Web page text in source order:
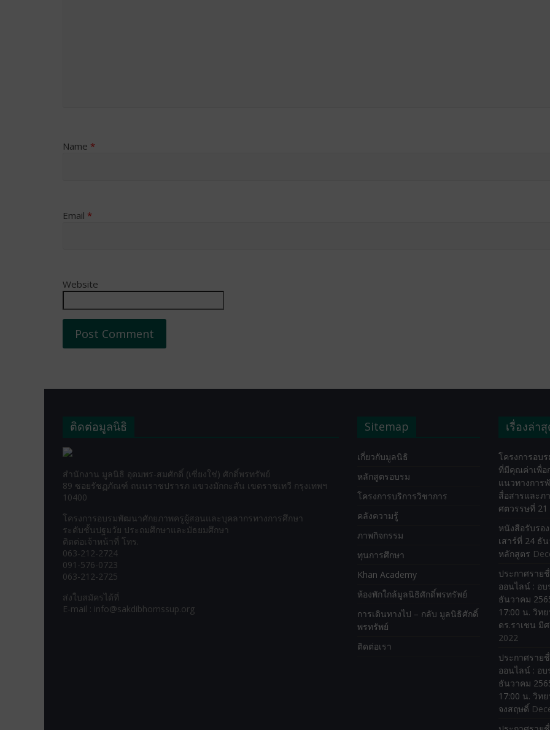
Name *
Email *
Website
ติดต่อมูลนิธิ
สำนักงาน มูลนิธิ อุดมพร-สมศักดิ์ (เซี่ยงใช่) ศักดิ์พรทรัพย์
89 ซอยรัชฏภัณฑ์ ถนนราชปรารภ แขวงมักกะสัน เขตราชเทวี กรุงเทพฯ
10400
โครงการอบรมพัฒนาศักยภาพครูผู้สอนและบุคลากรทางการศึกษา
ระดับชั้นปฐมวัย ประถมศึกษาและมัธยมศึกษา
ติดต่อเจ้าหน้าที่ โทร.
063-212-2724
091-576-0723
063-212-2725
ส่งใบสมัครได้ที่
E-mail : info@sakdibhornssup.org
Sitemap
เกี่ยวกับมูลนิธิ
หลักสูตรอบรม
โครงการบริการวิชาการ
คลังความรู้
ภาพกิจกรรม
ทุนการศึกษา
Khan Academy
ห้องพักใกล้มูลนิธิศักดิ์พรทรัพย์
การเดินทางไป – กลับ มูลนิธิศักดิ์
พรทรัพย์
ติดต่อเรา
เรื่องล่า
โครงการอบ
ที่มีคุณค่าเพื่อ
แนวทางการ
สื่อสารและภ
ศตวรรษที่ 21
หนังสือรับรอ
เสาร์ที่ 24 ธั
หลักสูตร
ประกาศราย
ออนไลน์ : อ
ธันวาคม
17:00 น. วิท
ดร.ราเชน มี
2022
ประกาศราย
ออนไลน์ : อ
ธันวาคม
17:00 น. วิท
จงสฤษดิ์